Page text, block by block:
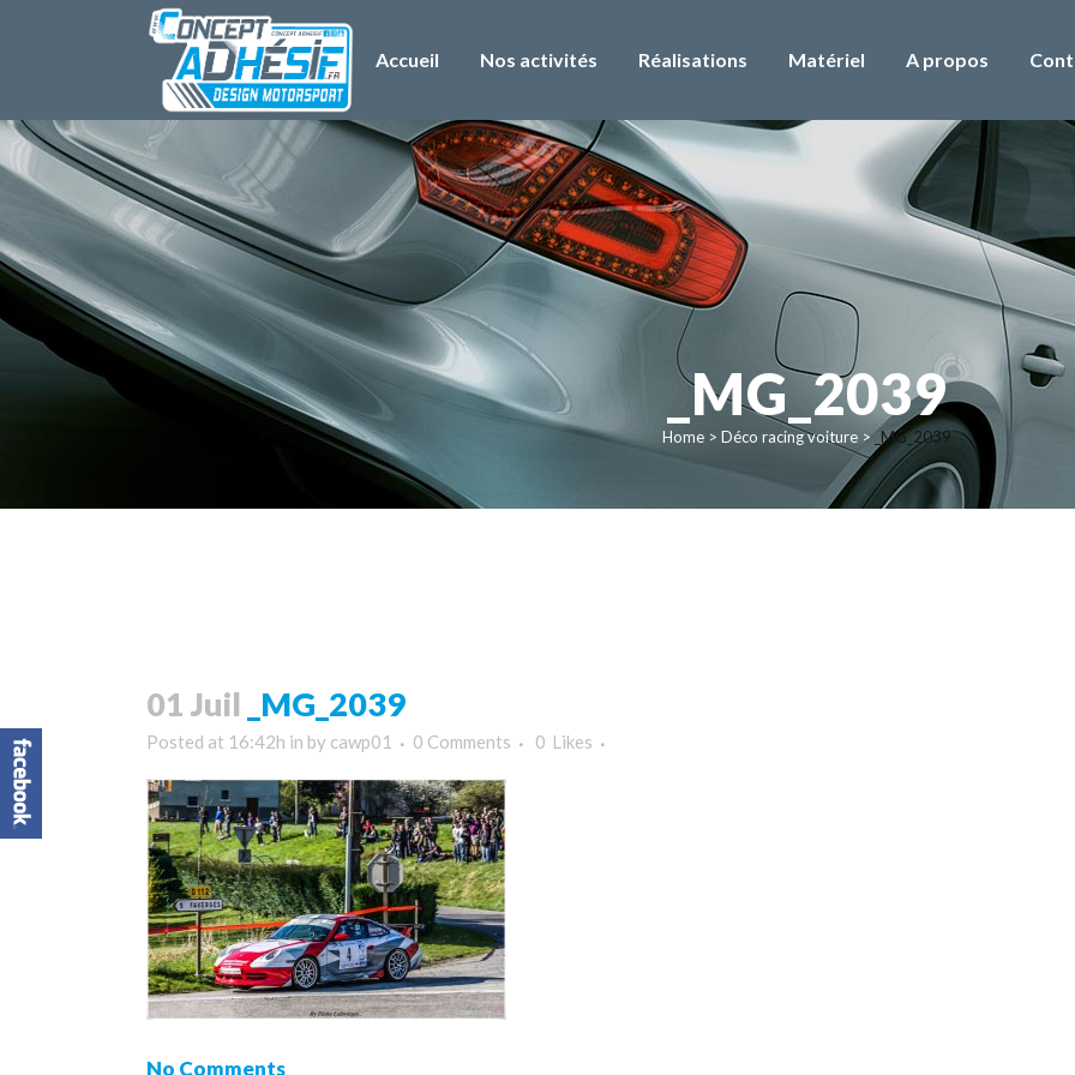
Accueil Nos activités Réalisations Matériel A propos
_MG_2039
Home> Déco racing voiture>_MG_2039
01 Juil _MG_2039
Posted at 16:42h in by cawp01 0 Comments 0 Likes
No Comments